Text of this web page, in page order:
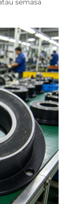
semasa